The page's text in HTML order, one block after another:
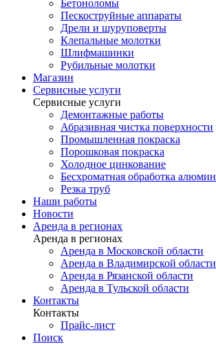
Бетоноломы
Пескоструйные аппараты
Дрели и шуруповерты
Клепальные молотки
Шлифмашинки
Рубильные молотки
Магазин
Сервисные услуги
Сервисные услуги
Демонтажные работы
Абразивная чистка поверхности
Промышленная покраска
Порошковая покраска
Холодное цинкование
Бесхроматная обработка
Резка труб
Наши работы
Новости
Аренда в регионах
Аренда в регионах
Аренда в Московской области
Аренда в Владимирской области
Аренда в Рязанской области
Аренда в Тульской области
Контакты
Контакты
Прайс-лист
Поиск